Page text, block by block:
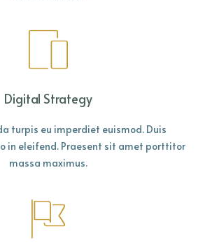
Digital Strategy
turpis eu imperdiet euismod. Duis
in eleifend. Praesent sit amet porttitor
massa maximus.